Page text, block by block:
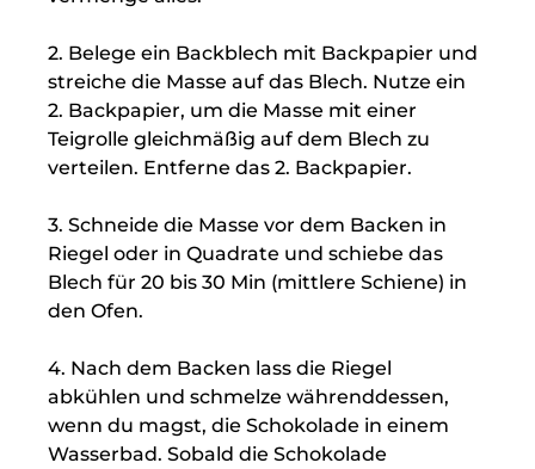
2. Belege ein Backblech mit Backpapier und
streiche die Masse auf das Blech. Nutze ein
2. Backpapier, um die Masse mit einer
Teigrolle gleichmäßig auf dem Blech zu
verteilen. Entferne das 2. Backpapier.
3. Schneide die Masse vor dem Backen in
Riegel oder in Quadrate und schiebe das
Blech für 20 bis 30 Min (mittlere Schiene) in
den Ofen.
4. Nach dem Backen lass die Riegel
abkühlen und schmelze währenddessen,
wenn du magst, die Schokolade in einem
Wasserbad. Sobald die Schokolade